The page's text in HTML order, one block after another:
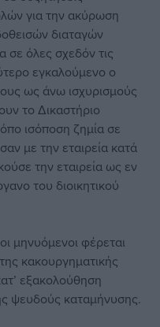
για την ακύρωση
διαταγών
σε όλες σχεδόν τις
εγκαλούμενο ο
ως άνω ισχυρισμούς
το Δικαστήριο
ισόποση ζημία σε
με την εταιρεία κατά
την εταιρεία ως εν
του διοικητικού
μηνυόμενοι φέρεται
κακουργηματικής
εξακολούθηση
ψευδούς καταμήνυσης.